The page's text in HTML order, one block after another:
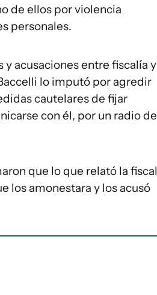
de ellos por violencia
personales.
acusaciones entre fiscalía y
lo imputó por agredir
cautelares de fijar
con él, por un radio de
que lo que relató la fiscal
los amonestara y los acusó